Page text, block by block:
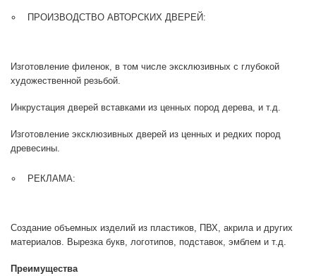
ПРОИЗВОДСТВО АВТОРСКИХ ДВЕРЕЙ:
Изготовление филенок, в том числе эксклюзивных с глубокой
художественной резьбой.
Инкрустация дверей вставками из ценных пород дерева, и т.д.
Изготовление эксклюзивных дверей из ценных и редких пород
древесины.
РЕКЛАМА:
Создание объемных изделий из пластиков, ПВХ, акрила и других
материалов. Вырезка букв, логотипов, подставок, эмблем и т.д.
Преимущества